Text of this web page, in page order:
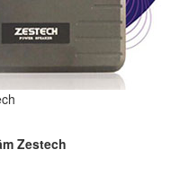
Zestech